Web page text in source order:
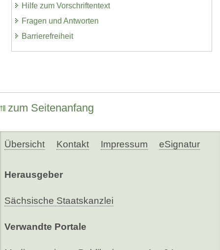
Hilfe zum Vorschriftentext
Fragen und Antworten
Barrierefreiheit
zum Seitenanfang
Übersicht Kontakt Impressum eSignatur
Herausgeber
Sächsische Staatskanzlei
Verwandte Portale